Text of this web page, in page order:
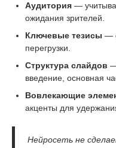
Аудитория —
ожидания зрителей.
Ключевые тезисы —
перегрузки.
Структура слайдов
введение, основная
Вовлекающие
акценты для
Нейросеть не